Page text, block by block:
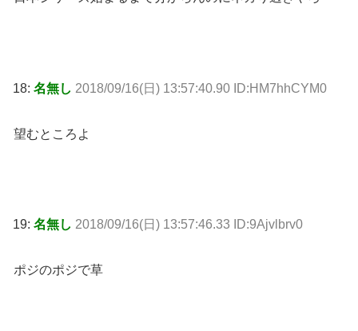
18: 名無し 2018/09/16(日) 13:57:40.90 ID:HM7hhCYM0
望むところよ
19: 名無し 2018/09/16(日) 13:57:46.33 ID:9Ajvlbrv0
ポジのポジで草